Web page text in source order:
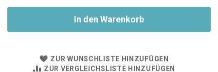
In den Warenkorb
ZUR WUNSCHLISTE HINZUFÜGEN
ZUR VERGLEICHSLISTE HINZUFÜGEN